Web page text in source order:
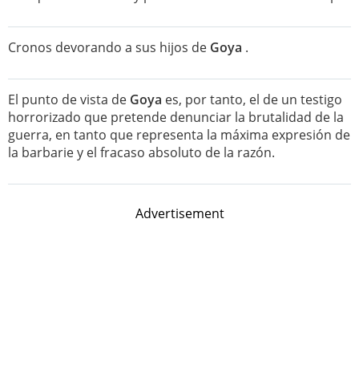
Cronos devorando a sus hijos de Goya .
El punto de vista de Goya es, por tanto, el de un testigo
horrorizado que pretende denunciar la brutalidad de la
guerra, en tanto que representa la máxima expresión de
la barbarie y el fracaso absoluto de la razón.
Advertisement